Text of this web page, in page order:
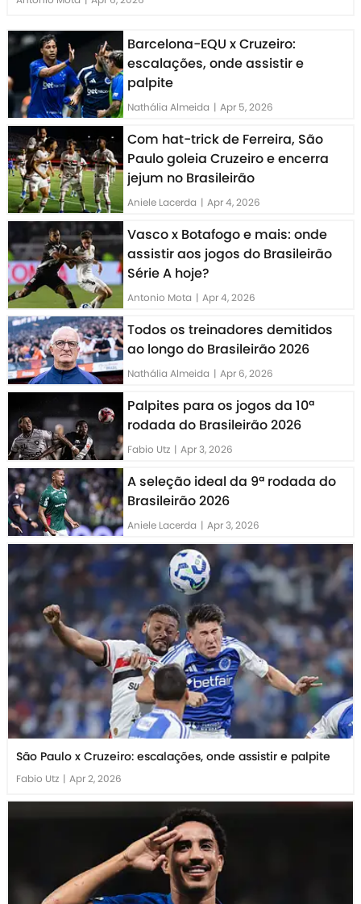
Barcelona-EQU x Cruzeiro:
escalações, onde assistir e
palpite
Nathália Almeida | Apr 5, 2026
Com hat-trick de Ferreira, São
Paulo goleia Cruzeiro e encerra
jejum no Brasileirão
Aniele Lacerda | Apr 4, 2026
Vasco x Botafogo e mais: onde
assistir aos jogos do Brasileirão
Série A hoje?
Antonio Mota | Apr 4, 2026
Todos os treinadores demitidos
ao longo do Brasileirão 2026
Nathália Almeida | Apr 6, 2026
Palpites para os jogos da 10ª
rodada do Brasileirão 2026
Fabio Utz | Apr 3, 2026
A seleção ideal da 9ª rodada do
Brasileirão 2026
Aniele Lacerda | Apr 3, 2026
São Paulo x Cruzeiro: escalações, onde assistir e palpite
Fabio Utz | Apr 2, 2026